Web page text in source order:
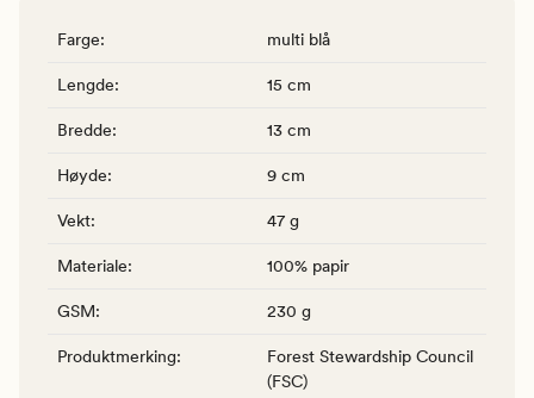
Farge: multi blå
Lengde: 15 cm
Bredde: 13 cm
Høyde: 9 cm
Vekt: 47 g
Materiale: 100% papir
GSM: 230 g
Produktmerking:
Forest Stewardship Council
(FSC)